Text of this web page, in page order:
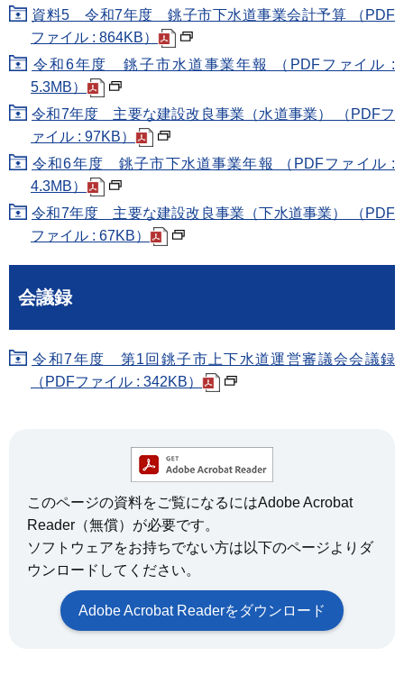
資料5 令和7年度 銚子市下水道事業会計予算 （PDF
ファイル : 864KB）
令和6年度 銚子市水道事業年報 （PDFファイル :
5.3MB）
令和7年度 主要な建設改良事業（水道事業） （PDFフ
ァイル : 97KB）
令和6年度 銚子市下水道事業年報 （PDFファイル :
4.3MB）
令和7年度 主要な建設改良事業（下水道事業） （PDF
ファイル : 67KB）
会議録
令和7年度 第1回銚子市上下水道運営審議会会議録
（PDFファイル : 342KB）
このページの資料をご覧になるにはAdobe Acrobat
Reader（無償）が必要です。
ソフトウェアをお持ちでない方は以下のページよりダ
ウンロードしてください。
Adobe Acrobat Readerをダウンロード